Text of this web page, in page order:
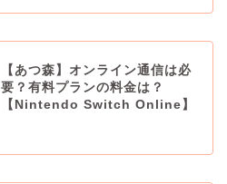
【あつ森】オンライン通信は必
要？有料プランの料金は？
【Nintendo Switch Online】